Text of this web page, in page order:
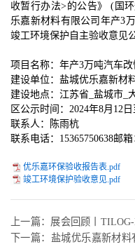
收暂行办法>的公告》 (国
乐嘉新材料有限公司 年产3
竣工环境保护自主验收意见
项目名称： 年产3万吨汽车
建设单位 ： 盐城优乐嘉新材
建设地点 ： 江苏省 _盐城市_
区公示时间 ： 2024年8月 12
联系人 ：
陈雨杭
联系电话： 15365750638邮箱
优乐嘉环保验收报告表.pdf
竣工环境保护验收意见.pdf
上一篇：展会回顾丨
速服务本土化
下一篇：盐城优乐嘉新材